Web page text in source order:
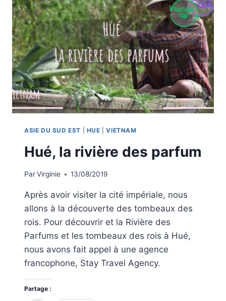
ASIE DU SUD EST HUE |VIETNAM
Hué, la rivière des parfum
ParVirginie 13/08/2019
Après avoir visiter la cité impériale, nous
allons à la découverte des tombeaux des
rois. Pour découvrir et la Rivière des
Parfums et les tombeaux des rois à Hué,
nous avons fait appel à une agence
francophone, Stay Travel Agency.
Partage :